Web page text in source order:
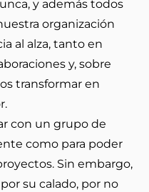
y además todos
organización
al alza, tanto en
y, sobre
transformar en
con un grupo de
como para poder
Sin embargo,
su calado, por no